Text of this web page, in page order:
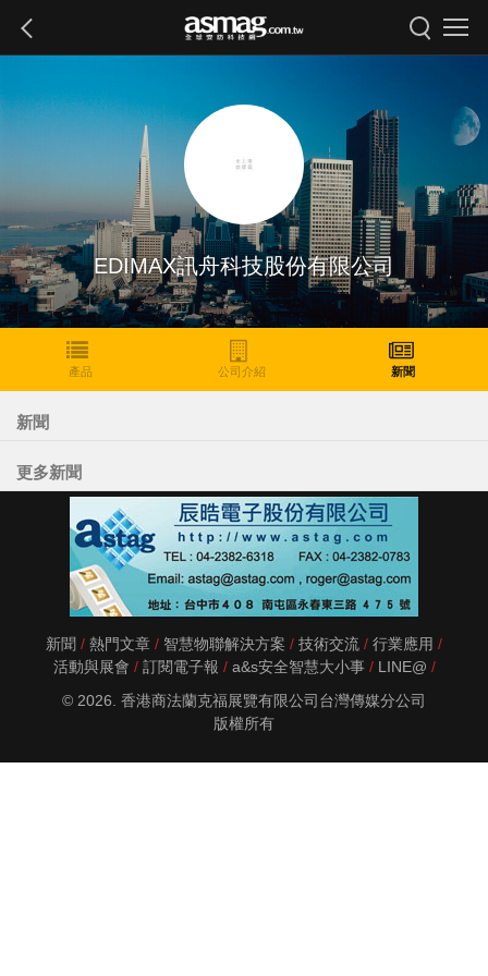
EDIMAX訊舟科技股份有限公司
產品 公司介紹 新聞
新聞
更多新聞
新聞 熱門文章 智慧物聯解決方案 技術交流
行業應用
活動與展會
訂閱電子報 a&s安全智慧大小事
LINE@
© 2026. 香港商法蘭克福展覽有限公司台灣傳媒分公司
版權所有